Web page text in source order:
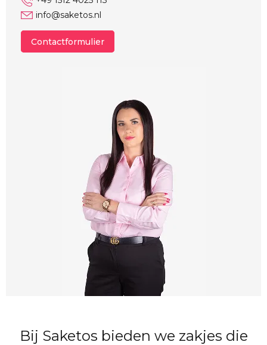
info@saketos.nl
Contactformulier
Bij Saketos bieden we zakjes die